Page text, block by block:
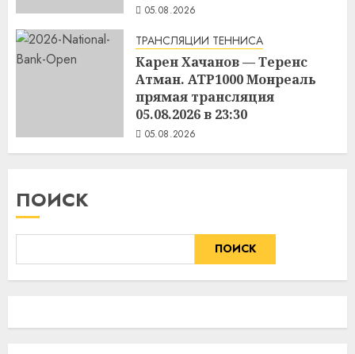
05.08.2026
ТРАНСЛЯЦИИ ТЕННИСА
Карен Хачанов — Теренс
Атман. ATP1000 Монреаль
прямая трансляция
05.08.2026 в 23:30
05.08.2026
ПОИСК
ПОИСК